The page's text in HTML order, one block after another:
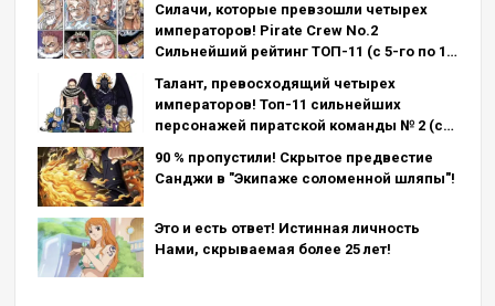
Силачи, которые превзошли четырех
императоров! Pirate Crew No.2
Сильнейший рейтинг ТОП-11 (с 5-го по 1-
Талант, превосходящий четырех
императоров! Топ-11 сильнейших
персонажей пиратской команды № 2 (с
90 % пропустили! Скрытое предвестие
Санджи в "Экипаже соломенной шляпы"!
Это и есть ответ! Истинная личность
Нами, скрываемая более 25 лет!